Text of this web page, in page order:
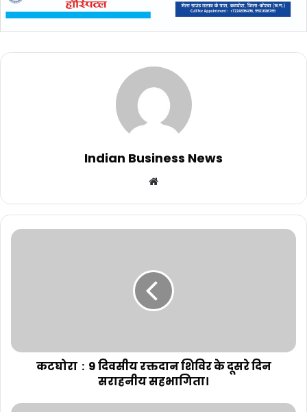
Indian Business News
Website
कटघोरा : 9 दिवसीय रक्तदान शिविर के दूसरे दिन
सराहनीय सहभागिता।